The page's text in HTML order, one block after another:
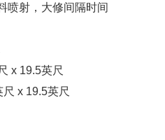
喷射，大修间隔时间
x 19.5英尺
x 19.5英尺